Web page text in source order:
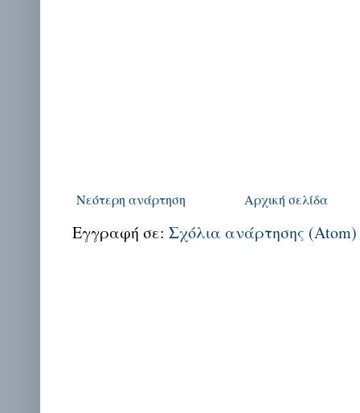
Νεότερη ανάρτηση Αρχική σελίδα
Εγγραφή σε: Σχόλια ανάρτησης (Atom)